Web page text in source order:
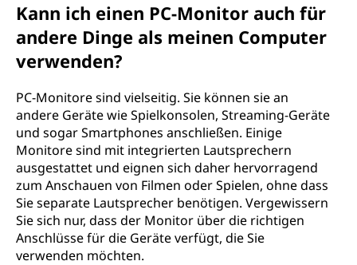
Kann ich einen PC-Monitor auch für
andere Dinge als meinen Computer
verwenden?
PC-Monitore sind vielseitig. Sie können sie an
andere Geräte wie Spielkonsolen, Streaming-Geräte
und sogar Smartphones anschließen. Einige
Monitore sind mit integrierten Lautsprechern
ausgestattet und eignen sich daher hervorragend
zum Anschauen von Filmen oder Spielen, ohne dass
Sie separate Lautsprecher benötigen. Vergewissern
Sie sich nur, dass der Monitor über die richtigen
Anschlüsse für die Geräte verfügt, die Sie
verwenden möchten.